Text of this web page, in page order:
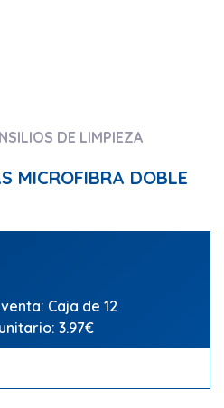
DE LIMPIEZA
MICROFIBRA DOBLE
Caja de 12
3.97€